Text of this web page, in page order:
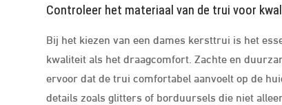
Controleer het materiaal van de trui voor
Bij het kiezen van een dames kersttrui is het
kwaliteit als het draagcomfort. Zachte en
ervoor dat de trui comfortabel aanvoelt op de
details zoals glitters of borduursels die niet